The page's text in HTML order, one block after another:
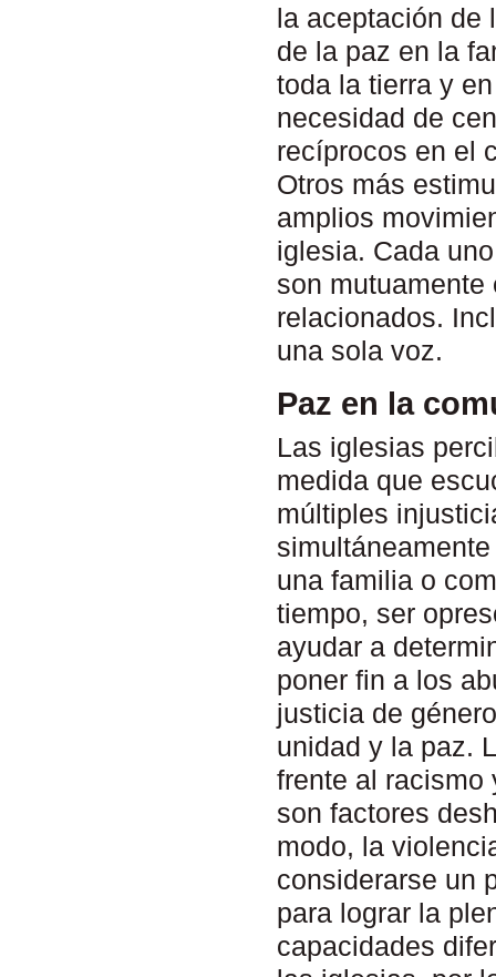
la aceptación de
de la paz en la
toda la tierra y
necesidad de
recíprocos en el
Otros más
amplios
iglesia. Cada
son
relacionados.
una sola voz.
Paz en la
Las iglesias
medida que
múltiples
una familia o
tiempo, ser
ayudar a
poner fin a los
justicia de
unidad y la paz.
frente al racismo
son factores
modo, la
considerarse un
para lograr la
capacidades